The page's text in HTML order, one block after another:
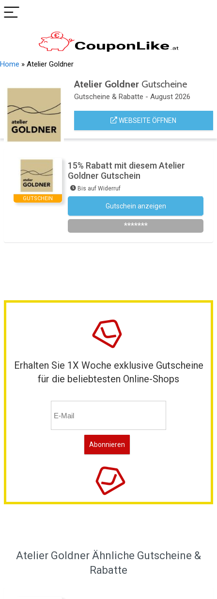
Home » Atelier Goldner
Atelier GoldnerGutscheine
Gutscheine & Rabatte - August 2026
WEBSEITE ÖFFNEN
GUTSCHEIN
15% Rabatt mit diesem Atelier
Goldner Gutschein
Bis auf Widerruf
Gutschein anzeigen
*******
Erhalten Sie 1X Woche exklusive Gutscheine
für die beliebtesten Online-Shops
Atelier Goldner Ähnliche Gutscheine &
Rabatte